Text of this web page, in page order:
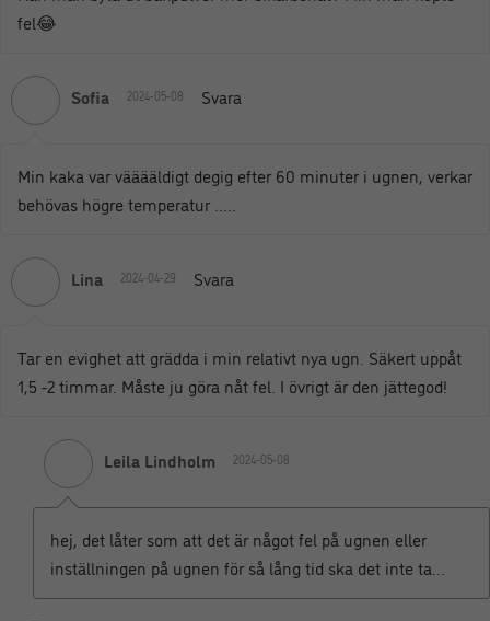
fel😂
Sofia 2024-05-08 Svara
Min kaka var vääääldigt degig efter 60 minuter i ugnen, verkar
behövas högre temperatur …..
Lina 2024-04-29 Svara
Tar en evighet att grädda i min relativt nya ugn. Säkert uppåt
1,5 -2 timmar. Måste ju göra nåt fel. I övrigt är den jättegod!
Leila Lindholm 2024-05-08
hej, det låter som att det är något fel på ugnen eller
inställningen på ugnen för så lång tid ska det inte ta…